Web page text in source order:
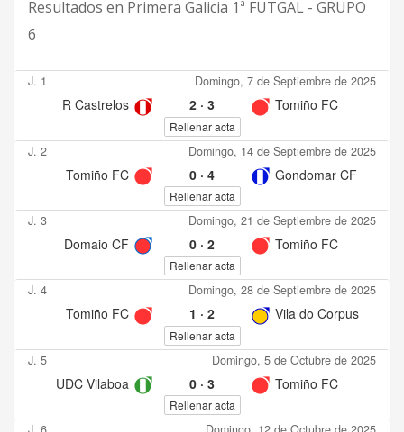
Resultados en Primera Galicia 1ª FUTGAL - GRUPO
6
J. 1 Domingo, 7 de Septiembre de 2025
R Castrelos 2· 3 Tomiño FC
Rellenar acta
J. 2 Domingo, 14 de Septiembre de 2025
Tomiño FC 0· 4 Gondomar CF
Rellenar acta
J. 3 Domingo, 21 de Septiembre de 2025
Domaio CF 0· 2 Tomiño FC
Rellenar acta
J. 4 Domingo, 28 de Septiembre de 2025
Tomiño FC 1 · 2 Vila do Corpus
Rellenar acta
J. 5 Domingo, 5 de Octubre de 2025
UDC Vilaboa 0· 3 Tomiño FC
Rellenar acta